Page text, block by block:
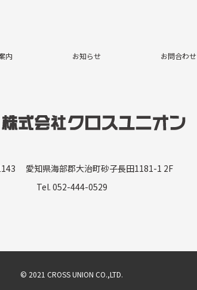
内 お知らせ お問合わせ
愛知県海部郡大治町砂子長田1181-1 2F
Tel. 052-444-0529
© 2021 CROSS UNION CO.,LTD.